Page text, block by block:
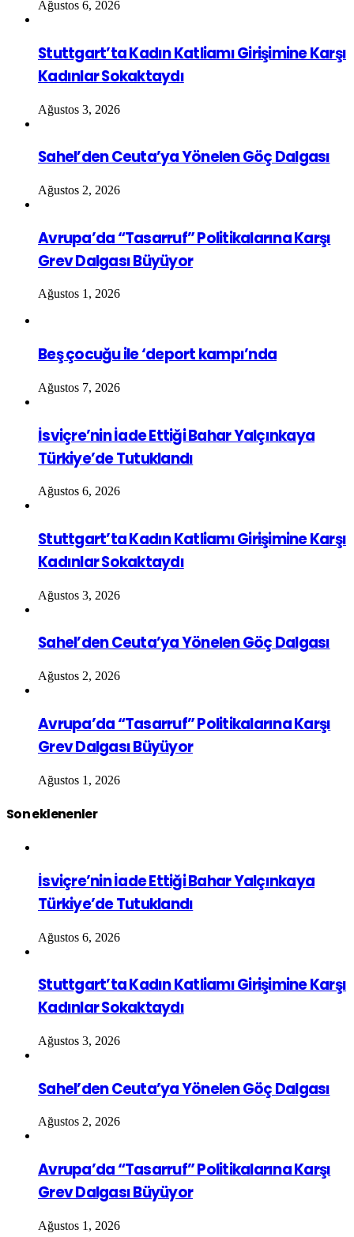
Ağustos 6, 2026
Stuttgart’ta Kadın Katliamı Girişimine Karşı
Kadınlar Sokaktaydı
Ağustos 3, 2026
Sahel’den Ceuta’ya Yönelen Göç Dalgası
Ağustos 2, 2026
Avrupa’da “Tasarruf” Politikalarına Karşı
Grev Dalgası Büyüyor
Ağustos 1, 2026
Beş çocuğu ile ‘deport kampı’nda
Ağustos 7, 2026
İsviçre’nin İade Ettiği Bahar Yalçınkaya
Türkiye’de Tutuklandı
Ağustos 6, 2026
Stuttgart’ta Kadın Katliamı Girişimine Karşı
Kadınlar Sokaktaydı
Ağustos 3, 2026
Sahel’den Ceuta’ya Yönelen Göç Dalgası
Ağustos 2, 2026
Avrupa’da “Tasarruf” Politikalarına Karşı
Grev Dalgası Büyüyor
Ağustos 1, 2026
Son eklenenler
İsviçre’nin İade Ettiği Bahar Yalçınkaya
Türkiye’de Tutuklandı
Ağustos 6, 2026
Stuttgart’ta Kadın Katliamı Girişimine Karşı
Kadınlar Sokaktaydı
Ağustos 3, 2026
Sahel’den Ceuta’ya Yönelen Göç Dalgası
Ağustos 2, 2026
Avrupa’da “Tasarruf” Politikalarına Karşı
Grev Dalgası Büyüyor
Ağustos 1, 2026